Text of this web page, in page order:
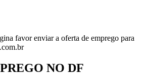
favor enviar a oferta de emprego para
NO DF